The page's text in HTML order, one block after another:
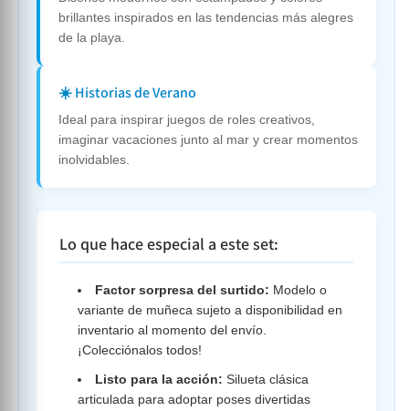
brillantes inspirados en las tendencias más alegres
de la playa.
☀️ Historias de Verano
Ideal para inspirar juegos de roles creativos,
imaginar vacaciones junto al mar y crear momentos
inolvidables.
Lo que hace especial a este set:
Factor sorpresa del surtido: Modelo o
variante de muñeca sujeto a disponibilidad en
inventario al momento del envío.
¡Colecciónalos todos!
Listo para la acción: Silueta clásica
articulada para adoptar poses divertidas